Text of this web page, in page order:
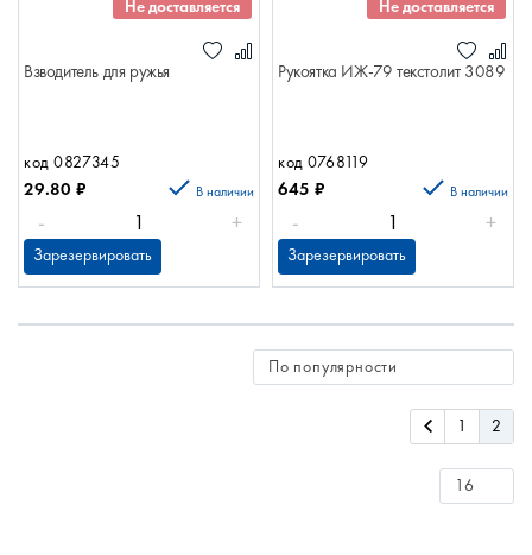
Не доставляется
Взводитель для ружья
код 0827345
29.80 ₽ В наличии
- +
Зарезервировать
Не доставляется
Рукоятка ИЖ-79 текстолит 3089
код 0768119
645 ₽ В наличии
- +
Зарезервировать
1 2